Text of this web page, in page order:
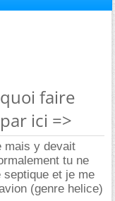
faire
ici =>
mais y devait
tu ne
et je me
(genre helice)